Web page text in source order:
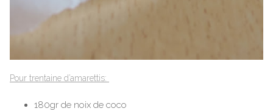
Pour trentaine d’amarettis:
180gr de noix de coco